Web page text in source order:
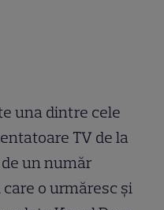
una dintre cele
TV de la
un număr
o urmăresc și